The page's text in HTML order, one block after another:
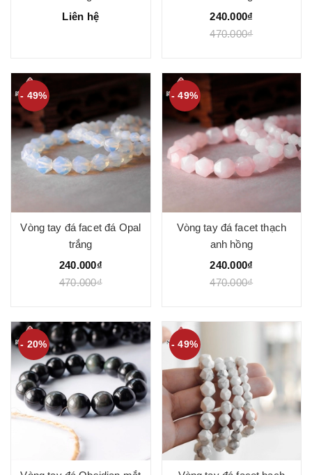
Liên hệ
240.000₫
470.000₫
- 49%
Vòng tay đá facet đá Opal
trắng
240.000₫
470.000₫
- 49%
Vòng tay đá facet thạch
anh hồng
240.000₫
470.000₫
- 20% - 49%